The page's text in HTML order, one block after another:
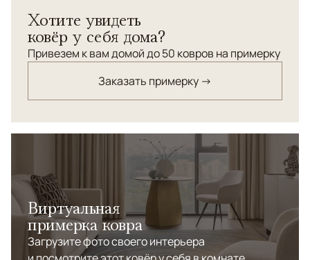
эффектом неоднородного окраса станет поистине
"изюминкой" вашего интерьера.
Хотите увидеть
ковёр у себя дома?
Привезем к вам домой до 50 ковров на примерку
Заказать примерку →
Виртуальная
примерка ковра
Загрузите фото своего интерьера